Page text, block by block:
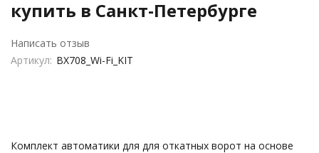
купить в Санкт-Петербурге
Написать отзыв
Артикул: BX708_Wi-Fi_KIT
Комплект автоматики для для откатных ворот на основе